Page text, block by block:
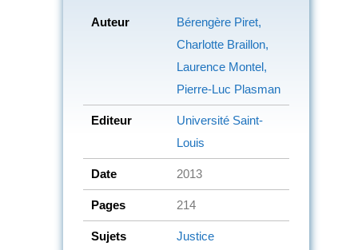
Auteur
Bérengère Piret,
Charlotte Braillon,
Laurence Montel,
Pierre-Luc Plasman
Editeur
Université Saint-
Louis
Date 2013
Pages 214
Sujets
Justice